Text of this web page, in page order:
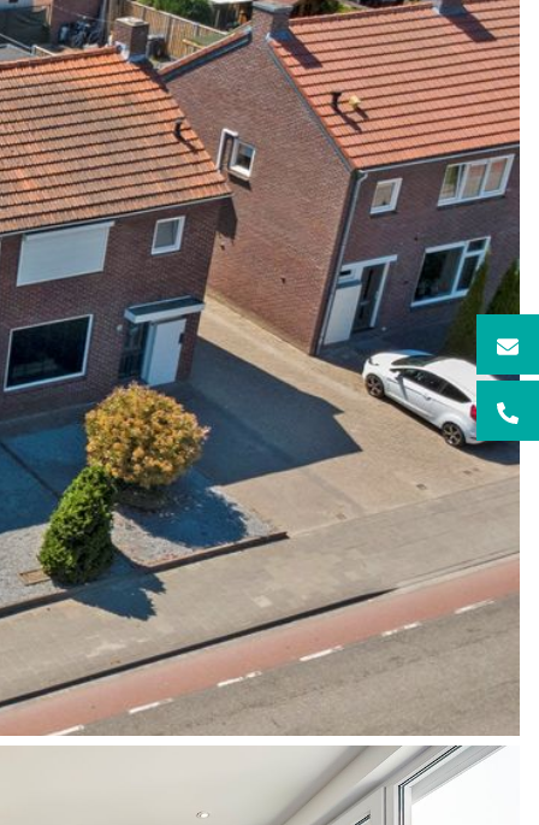
Cv ketel
Cv ketel
Nefit Trendline (gas gestookt combiketel uit 2015,
eigendom)
Zijtuin
Zuidoost